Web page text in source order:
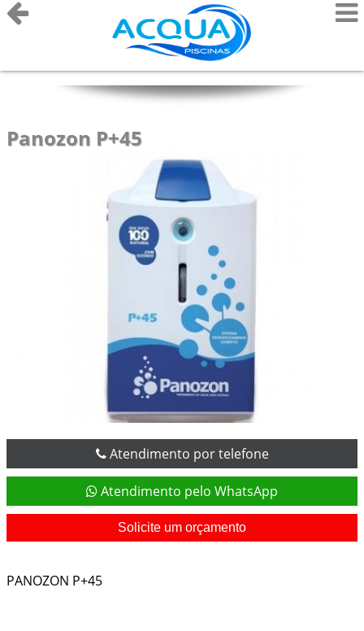
Panozon P+45
Atendimento por telefone
Atendimento pelo WhatsApp
Solicite um orçamento
PANOZON P+45